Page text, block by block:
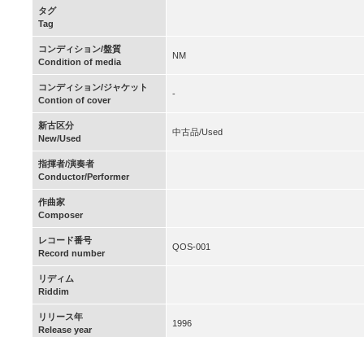
タグ
Tag
コンディション/盤質
Condition of media
NM
コンディション/ジャケット
Contion of cover
-
新古区分
New/Used
中古品/Used
指揮者/演奏者
Conductor/Performer
作曲家
Composer
レコード番号
Record number
QOS-001
リディム
Riddim
リリース年
Release year
1996